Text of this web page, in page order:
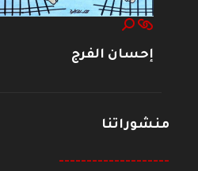
إحسان الفرج
منشوراتنا
--------------------